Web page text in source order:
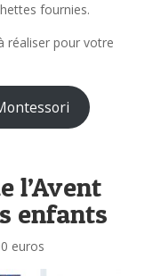
fournies.
réaliser pour votre
l’Avent
enfants
euros